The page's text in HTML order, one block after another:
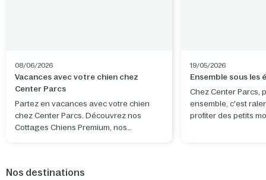
08/06/2026
Vacances avec votre chien chez
Center Parcs
Partez en vacances avec votre chien
chez Center Parcs. Découvrez nos
Cottages Chiens Premium, nos
19/05/2026
Ensemble sous les
Chez Center Parcs,
ensemble, c'est
profiter des petits
Nos destinations